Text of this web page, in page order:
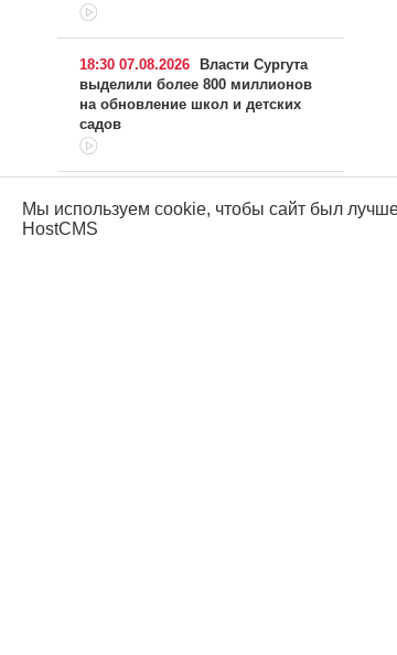
18:30 07.08.2026
Власти Сургута
выделили более 800 миллионов
на обновление школ и детских
садов
17:55 07.08.2026
В Югре водителя
наказали благодаря видео с грубым
нарушением ПДД
Мы используем cookie, чтобы сайт был
HostCMS